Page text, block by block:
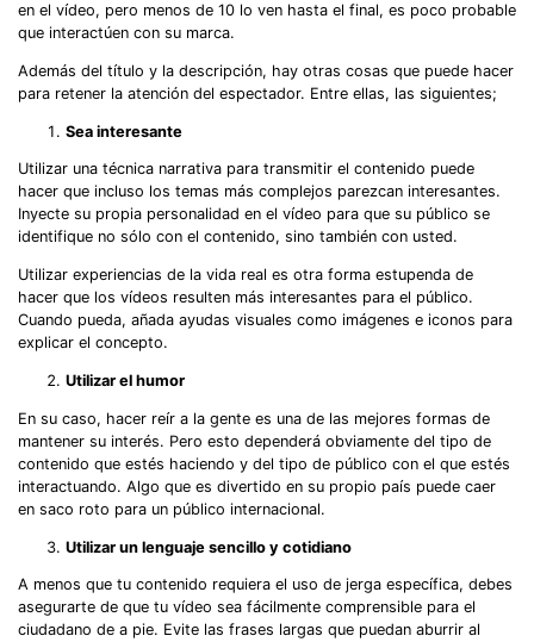
en el vídeo, pero menos de 10 lo ven hasta el final, es poco probable
que interactúen con su marca.
Además del título y la descripción, hay otras cosas que puede hacer
para retener la atención del espectador. Entre ellas, las siguientes;
Sea interesante
Utilizar una técnica narrativa para transmitir el contenido puede
hacer que incluso los temas más complejos parezcan interesantes.
Inyecte su propia personalidad en el vídeo para que su público se
identifique no sólo con el contenido, sino también con usted.
Utilizar experiencias de la vida real es otra forma estupenda de
hacer que los vídeos resulten más interesantes para el público.
Cuando pueda, añada ayudas visuales como imágenes e iconos para
explicar el concepto.
Utilizar el humor
En su caso, hacer reír a la gente es una de las mejores formas de
mantener su interés. Pero esto dependerá obviamente del tipo de
contenido que estés haciendo y del tipo de público con el que estés
interactuando. Algo que es divertido en su propio país puede caer
en saco roto para un público internacional.
Utilizar un lenguaje sencillo y cotidiano
A menos que tu contenido requiera el uso de jerga específica, debes
asegurarte de que tu vídeo sea fácilmente comprensible para el
ciudadano de a pie. Evite las frases largas que puedan aburrir al